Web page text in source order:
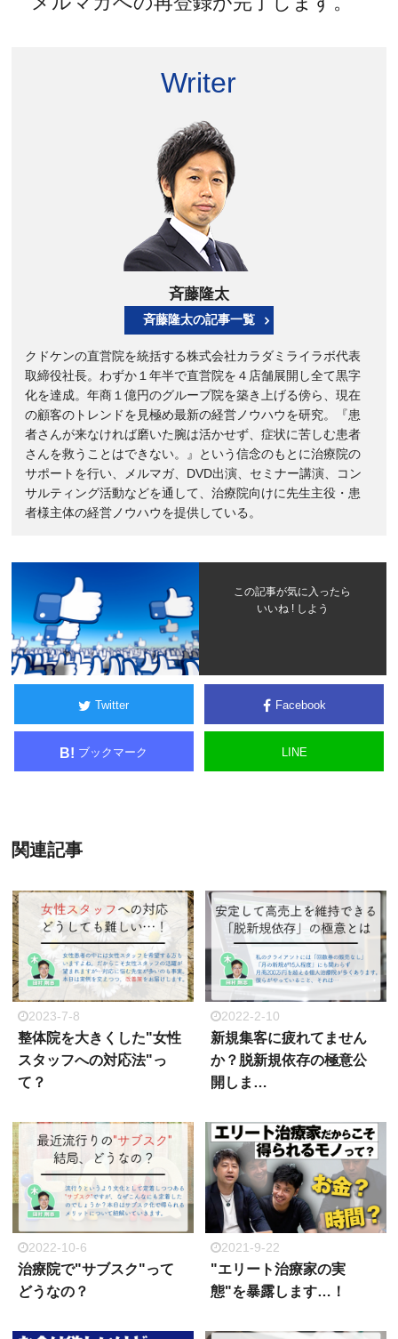
Writer
斉藤隆太
斉藤隆太の記事一覧
クドケンの直営院を統括する株式会社カラダミライラボ代表
取締役社長。わずか１年半で直営院を４店舗展開し全て黒字
化を達成。年商１億円のグループ院を築き上げる傍ら、現在
の顧客のトレンドを見極め最新の経営ノウハウを研究。『患
者さんが来なければ磨いた腕は活かせず、症状に苦しむ患者
さんを救うことはできない。』という信念のもとに治療院の
サポートを行い、メルマガ、DVD出演、セミナー講演、コン
サルティング活動などを通して、治療院向けに先生主役・患
者様主体の経営ノウハウを提供している。
この記事が気に入ったら
いいね ! しよう
Twitter Facebook
B! ブックマーク LINE
関連記事
2023-7-8
整体院を大きくした"女性
スタッフへの対応法"っ
て？
2022-2-10
新規集客に疲れてません
か？脱新規依存の極意公
開しま…
2022-10-6
治療院で"サブスク"って
どうなの？
2021-9-22
"エリート治療家の実
態"を暴露します…！